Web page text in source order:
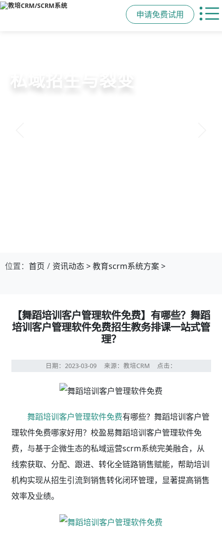
申请免费试用
以学员为中心，打通从引流、转化、
智能销售漏斗
精细化客户运营
私域招生与裂变
位置： 首页 资讯动态>教育scrm系统方案>
【舞蹈培训客户管理软件免费】有哪些？舞蹈
培训客户管理软件免费招生教务排课一站式管
理？
日期：2023-03-09 来源：教培CRM 点击：
舞蹈培训客户管理软件免费有哪些？舞蹈培训客户管
理软件免费哪家好用？校盈易舞蹈培训客户管理软件免
费，与基于企微生态的私域运营scrm系统完美融合，从
线索获取、分配、跟进、转化全链路销售赋能，帮助培训
机构实现从招生引流到销售转化闭环管理，显著提高销售
效率及业绩。